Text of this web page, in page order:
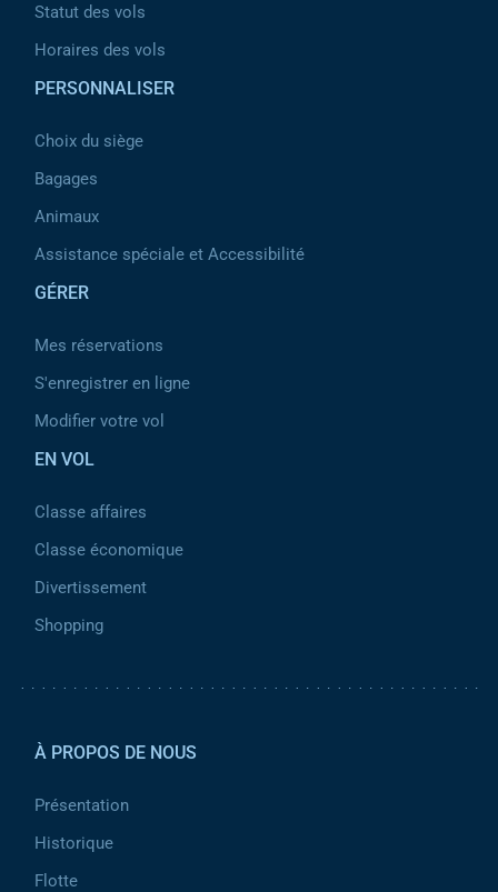
Statut des vols
Horaires des vols
PERSONNALISER
Choix du siège
Bagages
Animaux
Assistance spéciale et Accessibilité
GÉRER
Mes réservations
S'enregistrer en ligne
Modifier votre vol
EN VOL
Classe affaires
Classe économique
Divertissement
Shopping
À PROPOS DE NOUS
Présentation
Historique
Flotte